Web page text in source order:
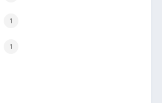
1
1